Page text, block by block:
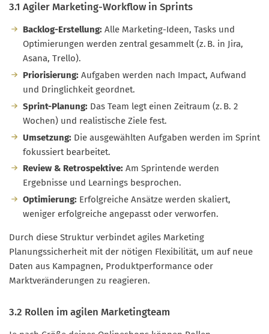
3.1 Agiler Marketing-Workflow in Sprints
Backlog-Erstellung: Alle Marketing-Ideen, Tasks und
Optimierungen werden zentral gesammelt (z. B. in Jira,
Asana, Trello).
Priorisierung: Aufgaben werden nach Impact, Aufwand
und Dringlichkeit geordnet.
Sprint-Planung: Das Team legt einen Zeitraum (z. B. 2
Wochen) und realistische Ziele fest.
Umsetzung: Die ausgewählten Aufgaben werden im Sprint
fokussiert bearbeitet.
Review & Retrospektive: Am Sprintende werden
Ergebnisse und Learnings besprochen.
Optimierung: Erfolgreiche Ansätze werden skaliert,
weniger erfolgreiche angepasst oder verworfen.
Durch diese Struktur verbindet agiles Marketing
Planungssicherheit mit der nötigen Flexibilität, um auf neue
Daten aus Kampagnen, Produktperformance oder
Marktveränderungen zu reagieren.
3.2 Rollen im agilen Marketingteam